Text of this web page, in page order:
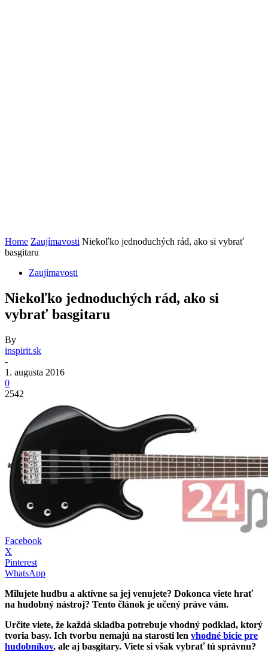
Home Zaujímavosti Niekoľko jednoduchých rád, ako si vybrať
basgitaru
Zaujímavosti
Niekoľko jednoduchých rád, ako si
vybrať basgitaru
By
inspirit.sk
-
1. augusta 2016
0
2542
Facebook
X
Pinterest
WhatsApp
Milujete hudbu a aktívne sa jej venujete? Dokonca viete hrať
na hudobný nástroj? Tento článok je učený práve vám.
Určite viete, že každá skladba potrebuje vhodný podklad, ktorý
tvoria basy. Ich tvorbu nemajú na starosti len vhodné bicie pre
hudobníkov, ale aj basgitary. Viete si však vybrať tú správnu?